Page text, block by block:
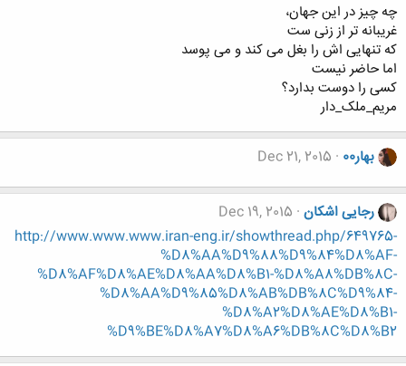
چه چیز در این جهان،
غریبانه تر از زنی ست
که تنهایی اش را بغل می کند و می پوسد
اما حاضر نیست
کسی را دوست بدارد؟
مریم_ملک_دار
بهار00 Dec 21, 2015
رجایی اشکان Dec 19, 2015
http://www.www.www.iran-eng.ir/showthread.php/649765-
%D8%AA%D9%88%D9%84%D8%AF-
%D8%AF%D8%AE%D8%AA%D8%B1-%D8%A8%DB%8C-
%D8%AA%D9%85%D8%AB%DB%8C%D9%84-
%D8%A2%D8%AE%D8%B1-
%D9%BE%D8%A7%D8%A6%DB%8C%D8%B2